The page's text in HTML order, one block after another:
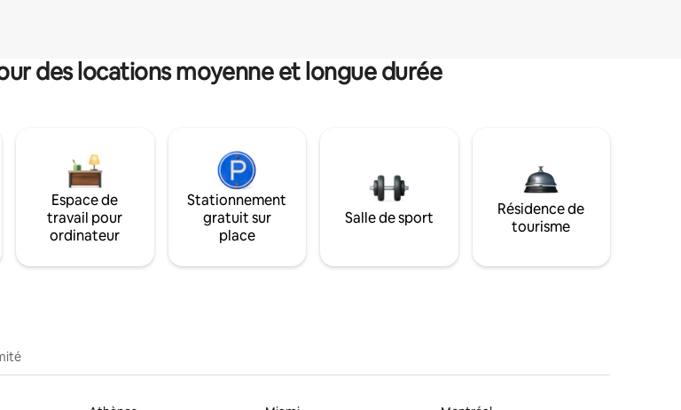
des locations moyenne et longue durée
Espace de
travail pour
ordinateur
Stationnement
gratuit sur
place
Salle de sport
Résidence de
tourisme